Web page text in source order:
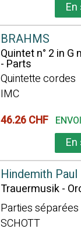
BRAHMS
Quintet n° 2 in G
- Parts
Quintette cordes
IMC
46.26 CHF
Hindemith Paul
Trauermusik -
Parties séparées
SCHOTT